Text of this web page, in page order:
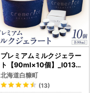
プレミアムミルクジェラー
ト【90ml×10個】_I013-
0791
北海道白糠町
(13)